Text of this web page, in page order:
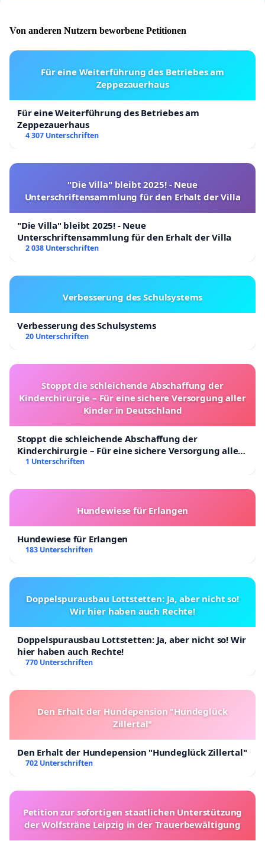
Von anderen Nutzern beworbene Petitionen
Für eine Weiterführung des Betriebes am
Zeppezauerhaus
Für eine Weiterführung des Betriebes am
Zeppezauerhaus
4 307 Unterschriften
"Die Villa" bleibt 2025! - Neue
Unterschriftensammlung für den Erhalt der Villa
"Die Villa" bleibt 2025! - Neue
Unterschriftensammlung für den Erhalt der Villa
2 038 Unterschriften
Verbesserung des Schulsystems
Verbesserung des Schulsystems
20 Unterschriften
Stoppt die schleichende Abschaffung der
Kinderchirurgie – Für eine sichere Versorgung aller
Kinder in Deutschland
Stoppt die schleichende Abschaffung der
Kinderchirurgie – Für eine sichere Versorgung aller
Kinder in Deutschland
1 Unterschriften
Hundewiese für Erlangen
Hundewiese für Erlangen
183 Unterschriften
Doppelspurausbau Lottstetten: Ja, aber nicht so!
Wir hier haben auch Rechte!
Doppelspurausbau Lottstetten: Ja, aber nicht so! Wir
hier haben auch Rechte!
770 Unterschriften
Den Erhalt der Hundepension "Hundeglück
Zillertal"
Den Erhalt der Hundepension "Hundeglück Zillertal"
702 Unterschriften
Petition zur sofortigen staatlichen Unterstützung
der Wolfsträne Leipzig in der Trauerbewältigung